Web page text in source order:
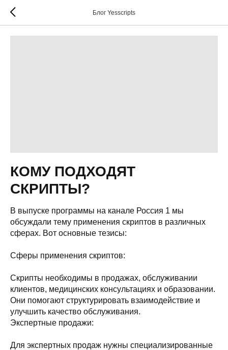
Блог Yesscripts
КОМУ ПОДХОДЯТ
СКРИПТЫ?
В выпуске программы на канале Россия 1 мы
обсуждали тему применения скриптов в различных
сферах. Вот основные тезисы:
Сферы применения скриптов:
Скрипты необходимы в продажах, обслуживании
клиентов, медицинских консультациях и образовании.
Они помогают структурировать взаимодействие и
улучшить качество обслуживания.
Экспертные продажи:
Для экспертных продаж нужны специализированные